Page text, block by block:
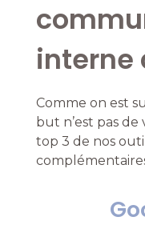
interne
Comme on est
but n’est pas de
top 3 de nos